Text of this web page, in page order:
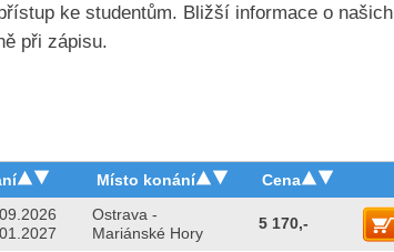
ke studentům. Bližší informace o našich
při zápisu.
Místo konání
Cena
Ostrava -
Mariánské Hory
5 170,-